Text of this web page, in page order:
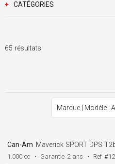
+ CATÉGORIES
65 résultats
Can-Am Maverick SPORT DPS
1.000 cc • Garantie 2 ans • Ref